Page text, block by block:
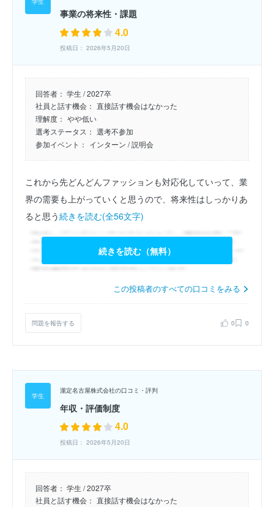
事業の将来性・課題
4.0
投稿日： 2026年5月20日
回答者： 学生 / 2027卒
社員と話す機会： 直接話す機会はなかった
理解度： やや低い
選考ステータス： 選考不参加
参加イベント： インターン / 説明会
これから先どんどんファッションも対応化していって、業
界の需要も上がっていくと思うので、将来性はしっかりあ
ると思う続きを読む(全56文字)
続きを読む（無料）
この投稿者のすべての口コミをみる
問題を報告する 0 0
瀧定名古屋株式会社の口コミ・評判
年収・評価制度
4.0
投稿日： 2026年5月20日
回答者： 学生 / 2027卒
社員と話す機会： 直接話す機会はなかった